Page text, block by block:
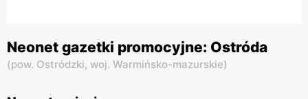
Neonet gazetki promocyjne: Ostróda
(pow. Ostródzki, woj. Warmińsko-mazurskie)